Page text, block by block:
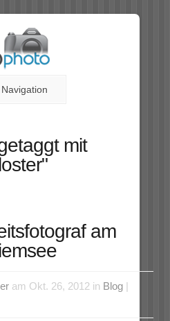
Navigation
mit
am
am Okt. 26, 2012 in Blog |